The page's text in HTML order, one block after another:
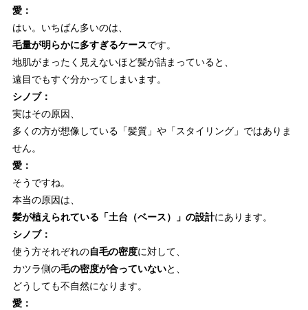
愛：
はい。いちばん多いのは、
毛量が明らかに多すぎるケースです。
地肌がまったく見えないほど髪が詰まっていると、
遠目でもすぐ分かってしまいます。
シノブ：
実はその原因、
多くの方が想像している「髪質」や「スタイリング」ではありま
せん。
愛：
そうですね。
本当の原因は、
髪が植えられている「土台（ベース）」の設計にあります。
シノブ：
使う方それぞれの自毛の密度に対して、
カツラ側の毛の密度が合っていないと、
どうしても不自然になります。
愛：